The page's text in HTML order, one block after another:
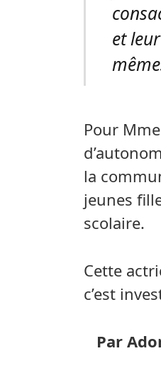
et
Pour
la
jeunes
scolaire.
Cette
c’est
Par